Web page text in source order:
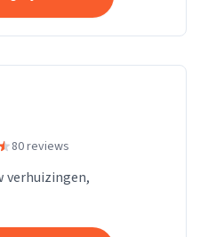
80 reviews
verhuizingen,